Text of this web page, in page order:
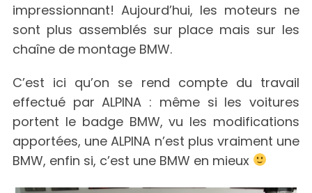
impressionnant! Aujourd’hui, les moteurs ne
sont plus assemblés sur place mais sur les
chaîne de montage BMW.
C’est ici qu’on se rend compte du travail
effectué par ALPINA : même si les voitures
portent le badge BMW, vu les modifications
apportées, une ALPINA n’est plus vraiment une
BMW, enfin si, c’est une BMW en mieux